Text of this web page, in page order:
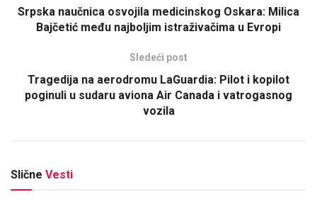
Srpska naučnica osvojila medicinskog Oskara: Milica
Bajčetić među najboljim istraživačima u Evropi
Sledeći post
Tragedija na aerodromu LaGuardia: Pilot i kopilot
poginuli u sudaru aviona Air Canada i vatrogasnog
vozila
Slične Vesti